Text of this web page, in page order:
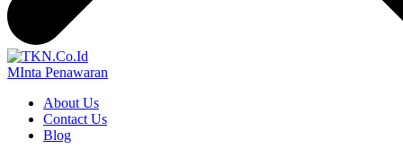
MInta Penawaran
About Us
Contact Us
Blog